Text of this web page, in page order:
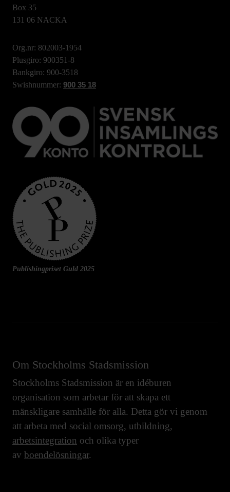
Box 35
131 06 NACKA
Org.nr: 802003-1954
Plusgiro: 900351-8
Bankgiro: 900-3518
Swishnummer: 900 35 18
Publishingpriset Guld 2025
Om Stockholms Stadsmission
Stockholms Stadsmission är en idéburen
organisation som arbetar för att skapa ett
mänskligare samhälle för alla. Detta gör vi genom
att arbeta med social omsorg, utbildning,
arbetsintegration och olika typer
av boendelösningar.